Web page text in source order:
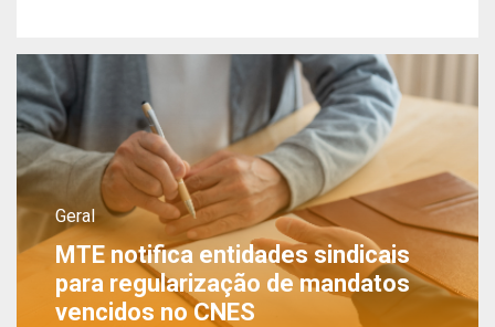
Geral
MTE notifica entidades sindicais
para regularização de mandatos
vencidos no CNES